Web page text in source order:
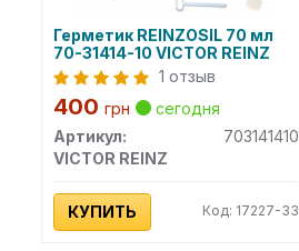
Герметик REINZOSIL 70 мл
70-31414-10 VICTOR REINZ
1 отзыв
400 грн
сегодня
Артикул:
703141410
VICTOR REINZ
КУПИТЬ Код: 17227-33